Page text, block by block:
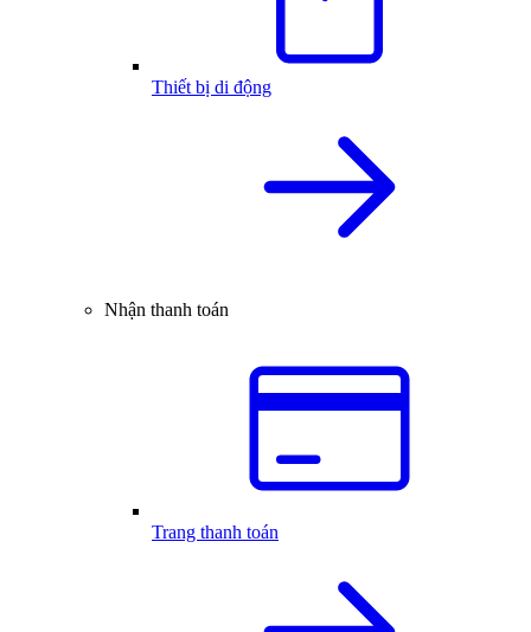
Thiết bị di động
Nhận thanh toán
Trang thanh toán